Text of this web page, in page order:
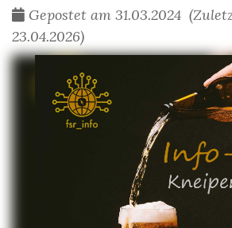
Gepostet am 31.03.2024
23.04.2026)